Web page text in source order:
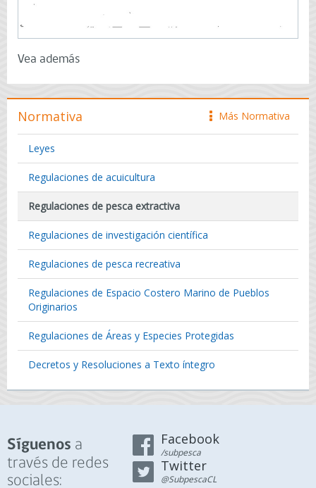
Vea además
icono
Más Normativa
Normativa
Leyes
Regulaciones de acuicultura
Regulaciones de pesca extractiva
Regulaciones de investigación científica
Regulaciones de pesca recreativa
Regulaciones de Espacio Costero Marino de Pueblos
Originarios
Regulaciones de Áreas y Especies Protegidas
Decretos y Resoluciones a Texto íntegro
Síguenos a
través de redes
sociales:
Facebook
/subpesca
Twitter
@SubpescaCL